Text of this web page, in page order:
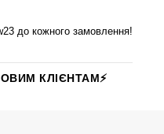
до кожного замовлення!
КЛІЄНТАМ⚡️